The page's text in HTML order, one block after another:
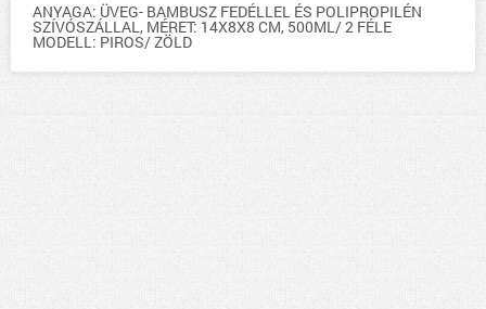
ANYAGA: ÜVEG- BAMBUSZ FEDÉLLEL ÉS POLIPROPILÉN
SZÍVÓSZÁLLAL, MÉRET: 14X8X8 CM, 500ML/ 2 FÉLE
MODELL: PIROS/ ZÖLD